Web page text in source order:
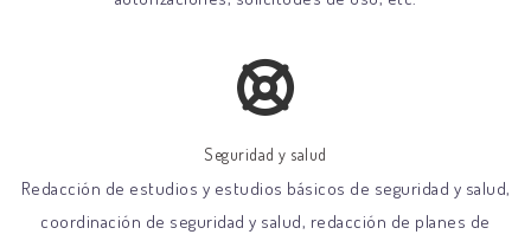
Seguridad y salud
Redacción de estudios y estudios básicos de seguridad y salud,
coordinación de seguridad y salud, redacción de planes de